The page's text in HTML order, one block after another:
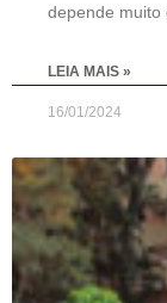
depende muito
LEIA MAIS »
16/01/2024